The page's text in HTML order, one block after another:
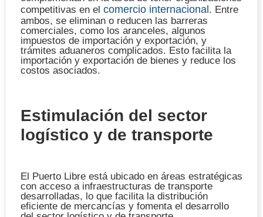
competitivas en el comercio internacional. Entre
ambos, se eliminan o reducen las barreras
comerciales, como los aranceles, algunos
impuestos de importación y exportación, y
trámites aduaneros complicados. Esto facilita la
importación y exportación de bienes y reduce los
costos asociados.
Estimulación del sector
logístico y de transporte
El Puerto Libre está ubicado en áreas estratégicas
con acceso a infraestructuras de transporte
desarrolladas, lo que facilita la distribución
eficiente de mercancías y fomenta el desarrollo